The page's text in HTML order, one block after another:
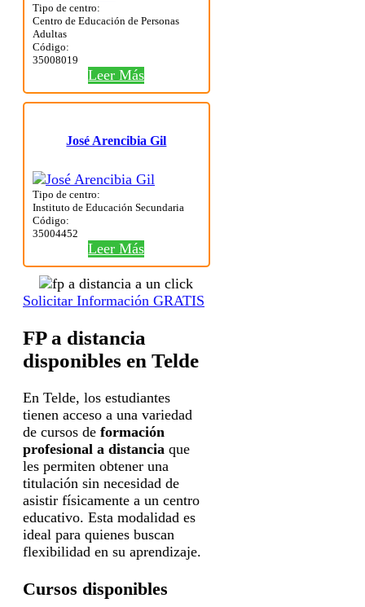
Tipo de centro:
Centro de Educación de Personas
Adultas
Código:
35008019
Leer Más
José Arencibia Gil
Tipo de centro:
Instituto de Educación Secundaria
Código:
35004452
Leer Más
Solicitar Información GRATIS
FP a distancia
disponibles en Telde
En Telde, los estudiantes
tienen acceso a una variedad
de cursos de formación
profesional a distancia que
les permiten obtener una
titulación sin necesidad de
asistir físicamente a un centro
educativo. Esta modalidad es
ideal para quienes buscan
flexibilidad en su aprendizaje.
Cursos disponibles